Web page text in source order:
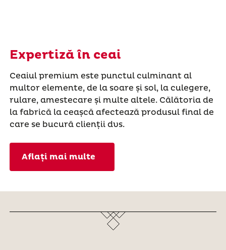
Expertiză în ceai
Ceaiul premium este punctul culminant al
multor elemente, de la soare și sol, la culegere,
rulare, amestecare și multe altele. Călătoria de
la fabrică la ceașcă afectează produsul final de
care se bucură clienții dvs.
Aflați mai multe